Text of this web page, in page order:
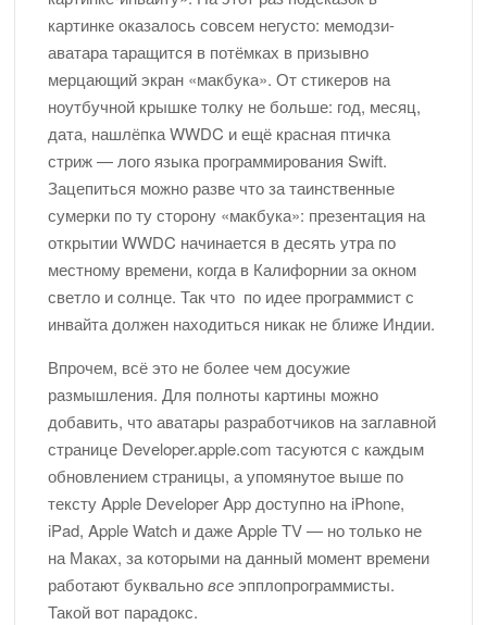
картинке оказалось совсем негусто: мемодзи-
аватара таращится в потёмках в призывно
мерцающий экран «макбука». От стикеров на
ноутбучной крышке толку не больше: год, месяц,
дата, нашлёпка WWDC и ещё красная птичка
стриж — лого языка программирования Swift.
Зацепиться можно разве что за таинственные
сумерки по ту сторону «макбука»: презентация на
открытии WWDC начинается в десять утра по
местному времени, когда в Калифорнии за окном
светло и солнце. Так что по идее программист с
инвайта должен находиться никак не ближе Индии.
Впрочем, всё это не более чем досужие
размышления. Для полноты картины можно
добавить, что аватары разработчиков на заглавной
странице Developer.apple.com тасуются с каждым
обновлением страницы, а упомянутое выше по
тексту Apple Developer App доступно на iPhone,
iPad, Apple Watch и даже Apple TV — но только не
на Маках, за которыми на данный момент времени
работают буквальновсеэпплопрограммисты.
Такой вот парадокс.